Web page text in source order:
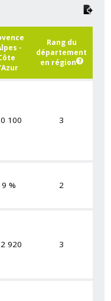
-
Rang du
département
en région
100 3
% 2
920 3